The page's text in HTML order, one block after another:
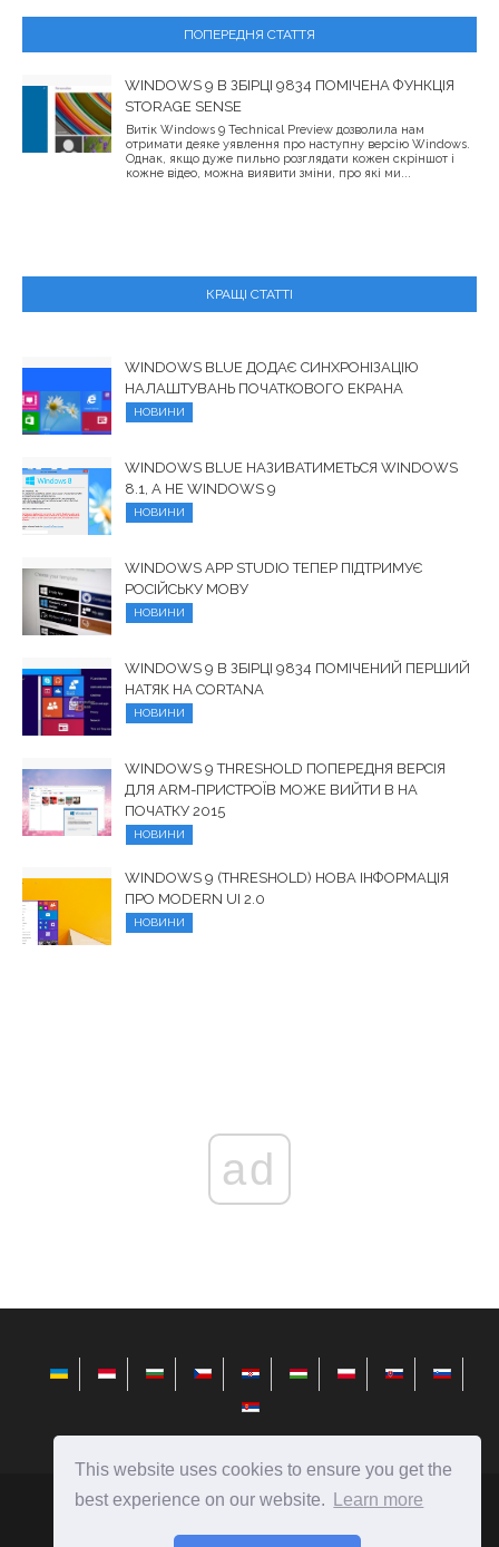
This website uses cookies to ensure you get the
best experience on our website.
Learn more
ПОПЕРЕДНЯ СТАТТЯ
WINDOWS 9 В ЗБІРЦІ 9834 ПОМІЧЕНА ФУНКЦІЯ
STORAGE SENSE
Витік Windows 9 Technical Preview дозволила нам
отримати деяке уявлення про наступну версію Windows.
Однак, якщо дуже пильно розглядати кожен скріншот і
кожне відео, можна виявити зміни, про які ми...
КРАЩІ СТАТТІ
WINDOWS BLUE ДОДАЄ СИНХРОНІЗАЦІЮ
НАЛАШТУВАНЬ ПОЧАТКОВОГО ЕКРАНА
НОВИНИ
WINDOWS BLUE НАЗИВАТИМЕТЬСЯ WINDOWS
8.1, А НЕ WINDOWS 9
НОВИНИ
WINDOWS APP STUDIO ТЕПЕР ПІДТРИМУЄ
РОСІЙСЬКУ МОВУ
НОВИНИ
WINDOWS 9 В ЗБІРЦІ 9834 ПОМІЧЕНИЙ ПЕРШИЙ
НАТЯК НА CORTANA
НОВИНИ
WINDOWS 9 THRESHOLD ПОПЕРЕДНЯ ВЕРСІЯ
ДЛЯ ARM-ПРИСТРОЇВ МОЖЕ ВИЙТИ В НА
ПОЧАТКУ 2015
НОВИНИ
WINDOWS 9 (THRESHOLD) НОВА ІНФОРМАЦІЯ
ПРО MODERN UI 2.0
НОВИНИ
ad